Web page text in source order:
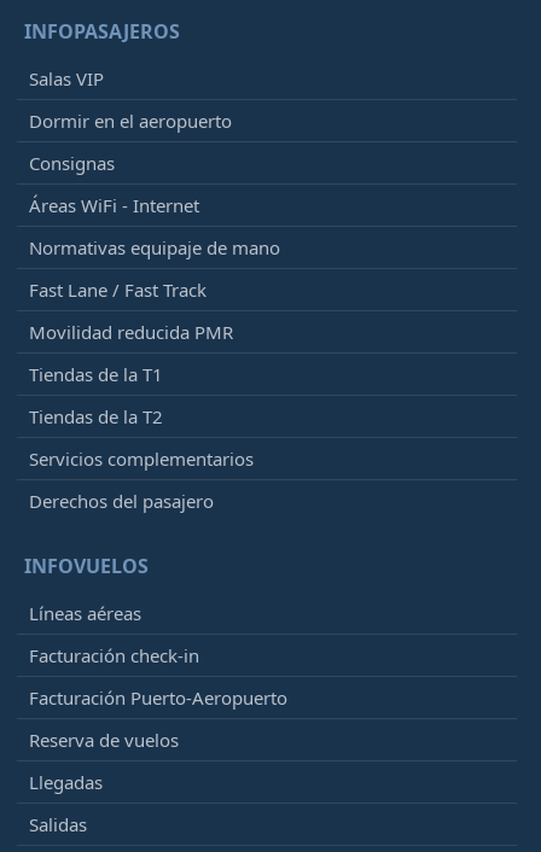
INFOPASAJEROS
Salas VIP
Dormir en el aeropuerto
Consignas
Áreas WiFi - Internet
Normativas equipaje de mano
Fast Lane / Fast Track
Movilidad reducida PMR
Tiendas de la T1
Tiendas de la T2
Servicios complementarios
Derechos del pasajero
INFOVUELOS
Líneas aéreas
Facturación check-in
Facturación Puerto-Aeropuerto
Reserva de vuelos
Llegadas
Salidas